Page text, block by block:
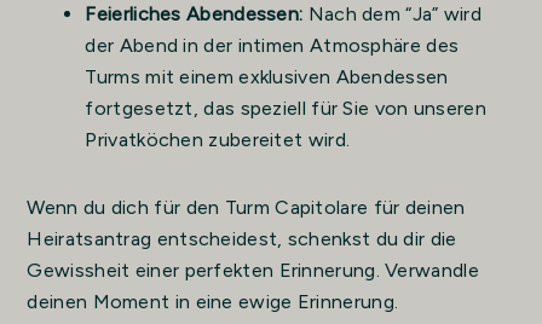
Feierliches Abendessen: Nach dem “Ja” wird
der Abend in der intimen Atmosphäre des
Turms mit einem exklusiven Abendessen
fortgesetzt, das speziell für Sie von unseren
Privatköchen zubereitet wird.
Wenn du dich für den Turm Capitolare für deinen
Heiratsantrag entscheidest, schenkst du dir die
Gewissheit einer perfekten Erinnerung. Verwandle
deinen Moment in eine ewige Erinnerung.